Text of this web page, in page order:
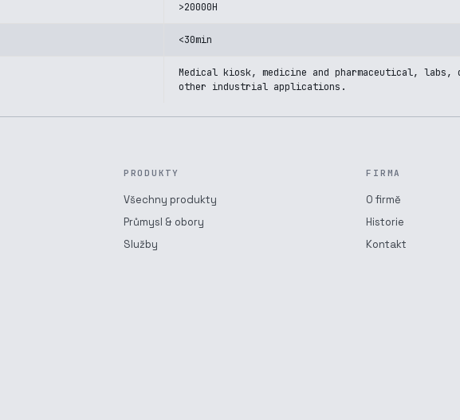
>20000H
<30min
Medical kiosk, medicine and pharmaceutical,
other industrial applications.
PRODUKTY
Všechny produkty
Průmysl & obory
Služby
FIRMA
O firmě
Historie
Kontakt